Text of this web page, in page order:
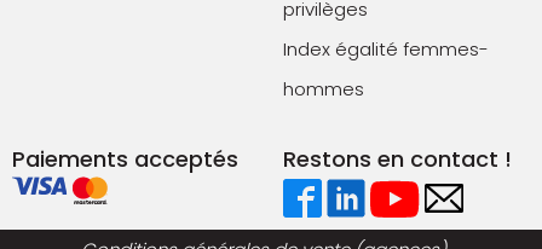
privilèges
Index égalité femmes-
hommes
Paiements acceptés Restons en contact !